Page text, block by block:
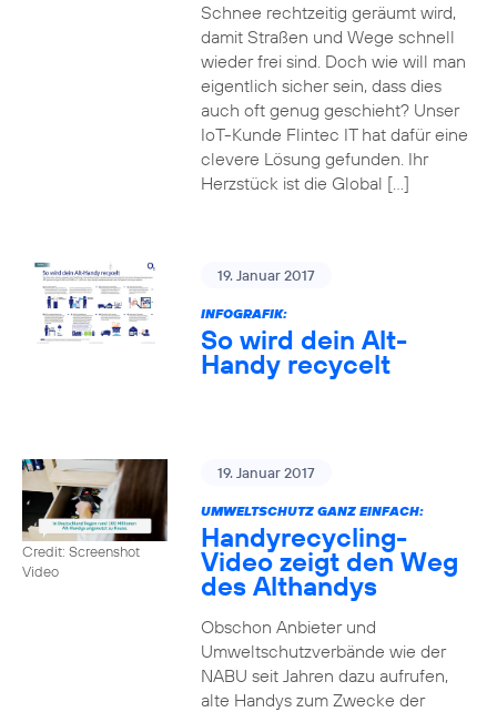
Schnee rechtzeitig geräumt wird,
damit Straßen und Wege schnell
wieder frei sind. Doch wie will man
eigentlich sicher sein, dass dies
auch oft genug geschieht? Unser
IoT-Kunde Flintec IT hat dafür eine
clevere Lösung gefunden. Ihr
Herzstück ist die Global […]
19. Januar 2017
INFOGRAFIK:
So wird dein Alt-
Handy recycelt
Credit: Screenshot
Video
19. Januar 2017
UMWELTSCHUTZ GANZ EINFACH:
Handyrecycling-
Video zeigt den Weg
des Althandys
Obschon Anbieter und
Umweltschutzverbände wie der
NABU seit Jahren dazu aufrufen,
alte Handys zum Zwecke der